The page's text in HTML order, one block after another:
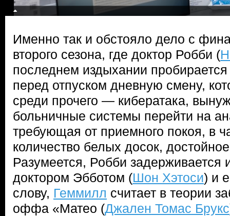
Именно так и обстояло дело с
второго сезона, где доктор Робби (
последнем издыхании
перед отпуском дневную смену,
среди прочего — кибератака,
больничные системы перейти на
требующая от приемного покоя, в
количество белых досок,
Разумеется, Робби задерживается
доктором Эбботом (Шон Хэтоси) и
слову, Геммилл считает в теории
оффа «Матео (Джален Томас Брукс